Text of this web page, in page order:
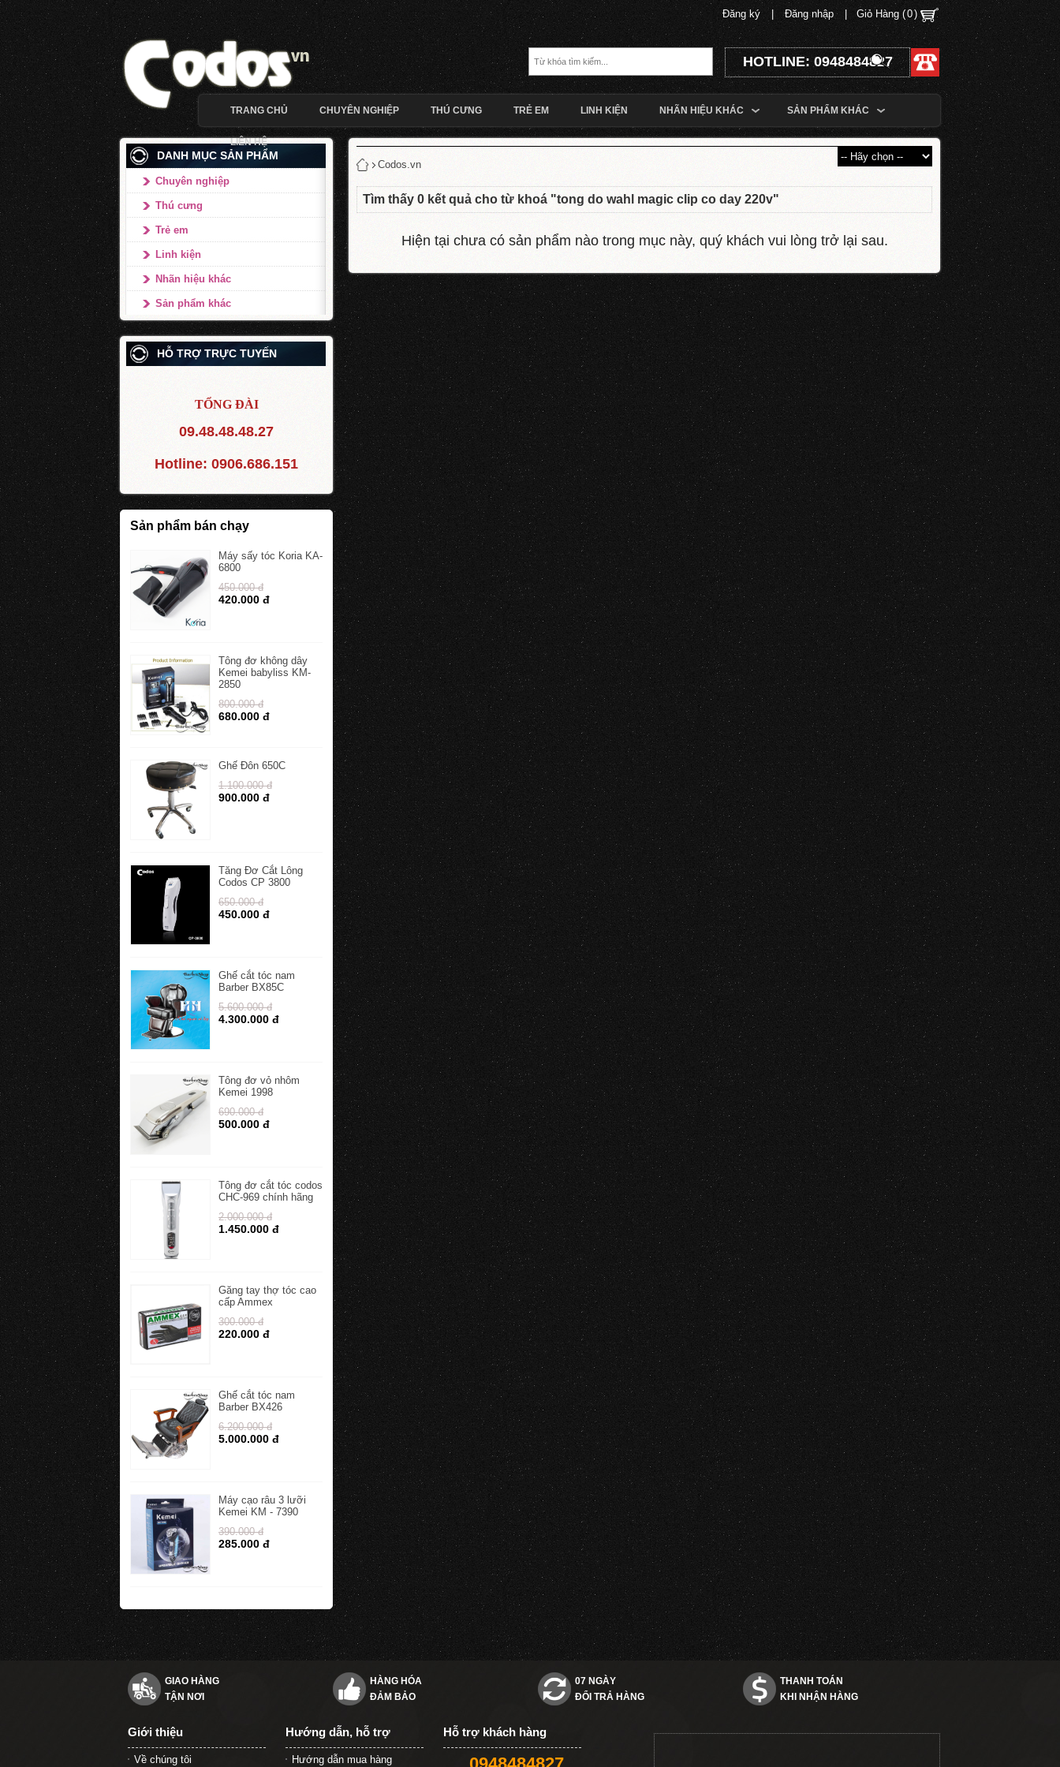
Giỏ Hàng (0)
Đăng ký Đăng nhập
HOTLINE: 0948484827
TRANG CHỦ CHUYÊN NGHIỆP THÚ CƯNG TRẺ EM LINH KIỆN NHÃN HIỆU KHÁC SẢN PHẨM KHÁC
LIÊN HỆ
DANH MỤC SẢN PHẨM
Chuyên nghiệp
Thú cưng
Trẻ em
Linh kiện
Nhãn hiệu khác
Sản phẩm khác
HỖ TRỢ TRỰC TUYẾN
TỔNG ĐÀI
09.48.48.48.27
Hotline: 0906.686.151
Sản phẩm bán chạy
Máy sấy tóc Koria KA-
6800
450.000 đ
420.000 đ
Tông đơ không dây
Kemei babyliss KM-
2850
800.000 đ
680.000 đ
Ghế Đôn 650C
1.100.000 đ
900.000 đ
Tăng Đơ Cắt Lông
Codos CP 3800
650.000 đ
450.000 đ
Ghế cắt tóc nam
Barber BX85C
5.600.000 đ
4.300.000 đ
Tông đơ vỏ nhôm
Kemei 1998
690.000 đ
500.000 đ
Tông đơ cắt tóc codos
CHC-969 chính hãng
2.000.000 đ
1.450.000 đ
Găng tay thợ tóc cao
cấp Ammex
300.000 đ
220.000 đ
Ghế cắt tóc nam
Barber BX426
6.200.000 đ
5.000.000 đ
Máy cạo râu 3 lưỡi
Kemei KM - 7390
390.000 đ
285.000 đ
Codos.vn
Tìm thấy 0 kết quả cho từ khoá "tong do wahl magic clip co day 220v"
Hiện tại chưa có sản phẩm nào trong mục này, quý khách vui lòng trở lại sau.
GIAO HÀNG
TẬN NƠI
HÀNG HÓA
ĐẢM BẢO
07 NGÀY
ĐỔI TRẢ HÀNG
THANH TOÁN
KHI NHẬN HÀNG
Giới thiệu
Về chúng tôi
Hướng dẫn, hỗ trợ
Hướng dẫn mua hàng
Hỗ trợ khách hàng